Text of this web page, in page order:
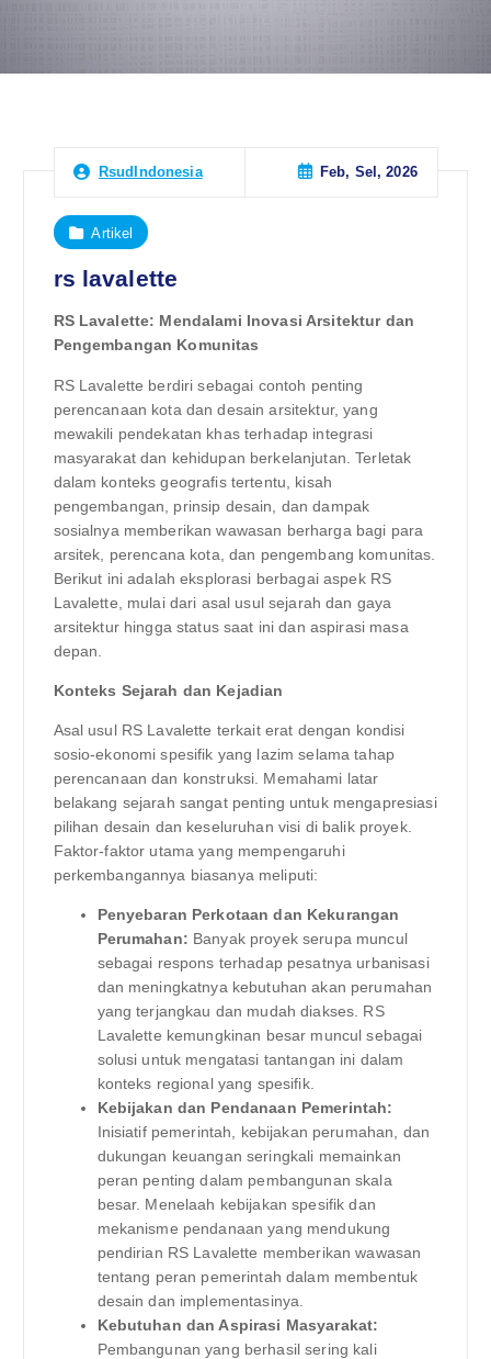
RsudIndonesia Feb, Sel, 2026
Artikel
rs lavalette
RS Lavalette: Mendalami Inovasi Arsitektur dan
Pengembangan Komunitas
RS Lavalette berdiri sebagai contoh penting
perencanaan kota dan desain arsitektur, yang
mewakili pendekatan khas terhadap integrasi
masyarakat dan kehidupan berkelanjutan. Terletak
dalam konteks geografis tertentu, kisah
pengembangan, prinsip desain, dan dampak
sosialnya memberikan wawasan berharga bagi para
arsitek, perencana kota, dan pengembang komunitas.
Berikut ini adalah eksplorasi berbagai aspek RS
Lavalette, mulai dari asal usul sejarah dan gaya
arsitektur hingga status saat ini dan aspirasi masa
depan.
Konteks Sejarah dan Kejadian
Asal usul RS Lavalette terkait erat dengan kondisi
sosio-ekonomi spesifik yang lazim selama tahap
perencanaan dan konstruksi. Memahami latar
belakang sejarah sangat penting untuk mengapresiasi
pilihan desain dan keseluruhan visi di balik proyek.
Faktor-faktor utama yang mempengaruhi
perkembangannya biasanya meliputi:
Penyebaran Perkotaan dan Kekurangan
Perumahan: Banyak proyek serupa muncul
sebagai respons terhadap pesatnya urbanisasi
dan meningkatnya kebutuhan akan perumahan
yang terjangkau dan mudah diakses. RS
Lavalette kemungkinan besar muncul sebagai
solusi untuk mengatasi tantangan ini dalam
konteks regional yang spesifik.
Kebijakan dan Pendanaan Pemerintah:
Inisiatif pemerintah, kebijakan perumahan, dan
dukungan keuangan seringkali memainkan
peran penting dalam pembangunan skala
besar. Menelaah kebijakan spesifik dan
mekanisme pendanaan yang mendukung
pendirian RS Lavalette memberikan wawasan
tentang peran pemerintah dalam membentuk
desain dan implementasinya.
Kebutuhan dan Aspirasi Masyarakat:
Pembangunan yang berhasil sering kali